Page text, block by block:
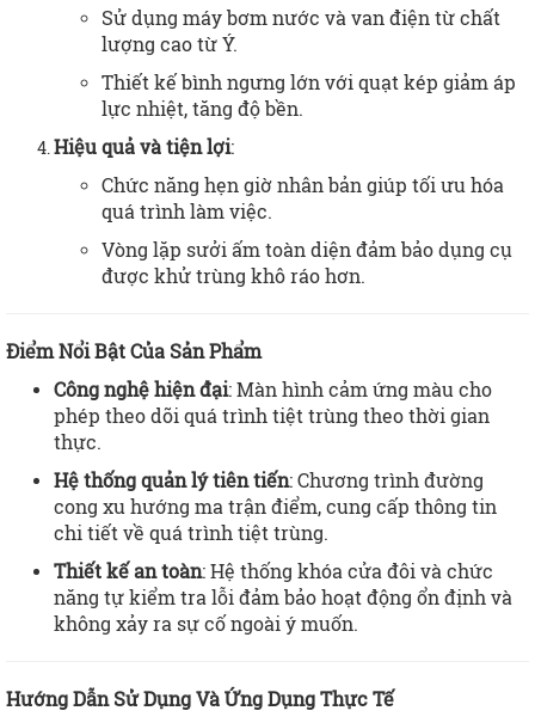
Sử dụng máy bơm nước và van điện từ chất
lượng cao từ Ý.
Thiết kế bình ngưng lớn với quạt kép giảm áp
lực nhiệt, tăng độ bền.
Hiệu quả và tiện lợi:
Chức năng hẹn giờ nhân bản giúp tối ưu hóa
quá trình làm việc.
Vòng lặp sưởi ấm toàn diện đảm bảo dụng cụ
được khử trùng khô ráo hơn.
Điểm Nổi Bật Của Sản Phẩm
Công nghệ hiện đại: Màn hình cảm ứng màu cho
phép theo dõi quá trình tiệt trùng theo thời gian
thực.
Hệ thống quản lý tiên tiến: Chương trình đường
cong xu hướng ma trận điểm, cung cấp thông tin
chi tiết về quá trình tiệt trùng.
Thiết kế an toàn: Hệ thống khóa cửa đôi và chức
năng tự kiểm tra lỗi đảm bảo hoạt động ổn định và
không xảy ra sự cố ngoài ý muốn.
Hướng Dẫn Sử Dụng Và Ứng Dụng Thực Tế